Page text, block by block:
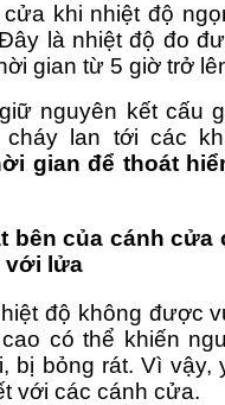
khi nhiệt độ
là nhiệt độ đo
gian từ 5 giờ trở
nguyên kết cấu
cháy lan tới các
gian để thoát
bên của cánh cửa
với lửa
độ không được
có thể khiến
bị bỏng rát. Vì vậy,
với các cánh cửa.